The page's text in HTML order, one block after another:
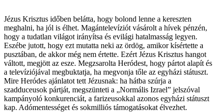
Jézus Krisztus időben belátta, hogy bolond lenne a kereszten
meghalni, ha jól is élhet. Magántelevíziót vásárolt a hívek pénzén,
hogy a tudatlan világot irányítsa és evilági hatalmasság legyen.
Eszébe jutott, hogy ezt mutatta neki az ördög, amikor kísértette a
pusztában, de akkor még nem értette. Ezért Jézus Krisztus hangot
váltott, megjött az esze. Megzsarolta Heródest, hogy pártot alapít és
a televíziójával megbuktatja, ha megvonja tőle az egyházi státuszt.
Mire Heródes ajánlatot tett Jézusnak: ha hátba szúrja a
szadduceusok pártját, megszünteti a „Normális Izrael” jelszóval
kampányoló konkurenciát, a farizeusokkal azonos egyházi státuszt
kap. Adómentességet és sokmilliós támogatásokat élvezhet.